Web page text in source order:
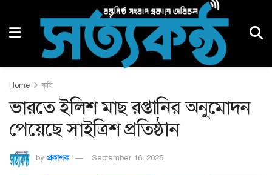
Home কৃষি
ভারতে ইলিশ মাছ রপ্তানির অনুমোদন
পেয়েছে সাইত্রিশ প্রতিষ্ঠান
by প্রকাশক September 16, 2025